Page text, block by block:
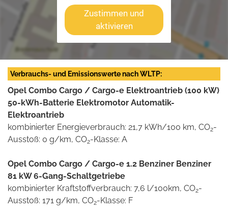
Zustimmen und
aktivieren
Verbrauchs- und Emissionswerte nach WLTP:
Opel Combo Cargo / Cargo-e Elektroantrieb (100 kW)
50-kWh-Batterie Elektromotor Automatik-
Elektroantrieb
kombinierter Energieverbrauch: 21,7 kWh/100 km, CO2-
Ausstoß: 0 g/km, CO2-Klasse: A
Opel Combo Cargo / Cargo-e 1.2 Benziner Benziner
81 kW 6-Gang-Schaltgetriebe
kombinierter Kraftstoffverbrauch: 7,6 l/100km, CO2-
Ausstoß: 171 g/km, CO2-Klasse: F